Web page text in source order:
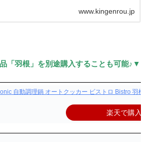
www.kingenrou.jp
「羽根」を別途購入することも可能♪▼
自動調理鍋 オートクッカー ビストロ Bistro 羽根
楽天で購入